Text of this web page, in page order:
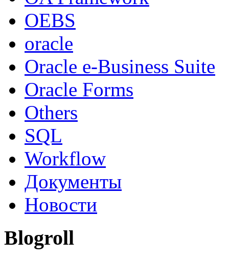
OEBS
oracle
Oracle e-Business Suite
Oracle Forms
Others
SQL
Workflow
Документы
Новости
Blogroll